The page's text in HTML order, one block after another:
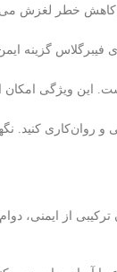
لوستر و تجهیزات دیواری را فراهم می‌کند. رعایت
فیبرگلاس گزینه
این ویژگی امکان
کنید.
از ایمنی،